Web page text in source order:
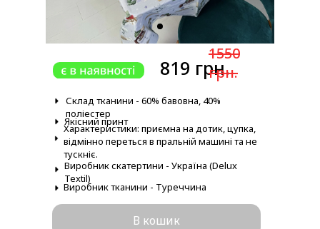
819 грн.
1550
грн.
Склад тканини - 60% бавовна, 40%
поліестер
Якісний принт
Характеристики: приємна на дотик, цупка,
відмінно переться в пральній машині та не
тускніє.
Виробник скатертини - Україна (Delux
Textil)
Виробник тканини - Туреччина
В кошик